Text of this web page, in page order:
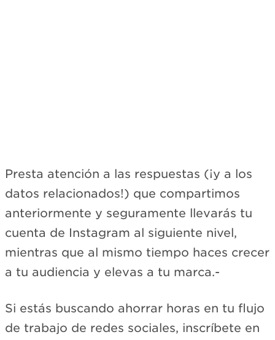
Presta atención a las respuestas (¡y a los
datos relacionados!) que compartimos
anteriormente y seguramente llevarás tu
cuenta de Instagram al siguiente nivel,
mientras que al mismo tiempo haces crecer
a tu audiencia y elevas a tu marca.-
Si estás buscando ahorrar horas en tu flujo
de trabajo de redes sociales, inscríbete en